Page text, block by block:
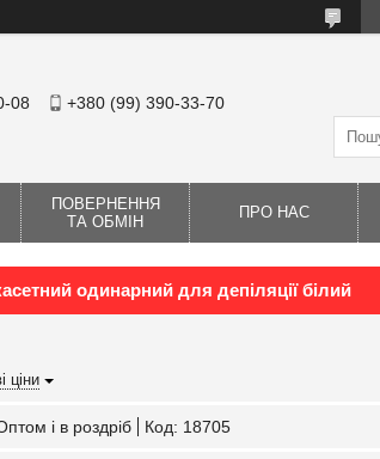
08 +380 (99) 390-33-70
ПОВЕРНЕННЯ
ТА ОБМІН
ПРО НАС
одинарний для депіляції білий
ціни
і в роздріб Код: 18705